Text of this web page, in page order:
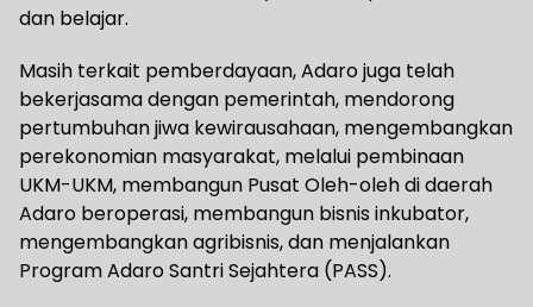
dan belajar.
Masih terkait pemberdayaan, Adaro juga telah
bekerjasama dengan pemerintah, mendorong
pertumbuhan jiwa kewirausahaan, mengembangkan
perekonomian masyarakat, melalui pembinaan
UKM-UKM, membangun Pusat Oleh-oleh di daerah
Adaro beroperasi, membangun bisnis inkubator,
mengembangkan agribisnis, dan menjalankan
Program Adaro Santri Sejahtera (PASS).